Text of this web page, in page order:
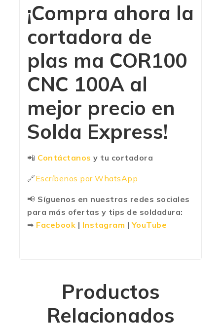
¡Compra ahora la
cortadora de
plas ma COR100
CNC 100A al
mejor precio en
Solda Express!
📲 Contáctanos y tu cortadora
🔗Escríbenos por WhatsApp
📢 Síguenos en nuestras redes sociales
para más ofertas y tips de soldadura:
➡ Facebook | Instagram |YouTube
Productos
Relacionados